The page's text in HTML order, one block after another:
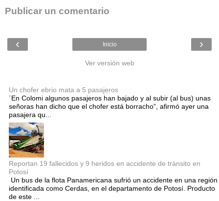
Publicar un comentario
‹ ›
Inicio
Ver versión web
Un chofer ebrio mata a 5 pasajeros
´En Colomi algunos pasajeros han bajado y al subir (al bus) unas
señoras han dicho que el chofer está borracho”, afirmó ayer una
pasajera qu...
Reportan 19 fallecidos y 9 heridos en accidente de tránsito en
Potosí
Un bus de la flota Panamericana sufrió un accidente en una región
identificada como Cerdas, en el departamento de Potosí. Producto
de este ...